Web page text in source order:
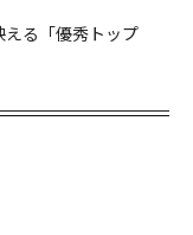
る「優秀トップ